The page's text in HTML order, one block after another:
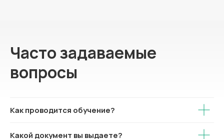
Часто задаваемые
вопросы
Как проводится обучение?
Какой документ вы выдаете?